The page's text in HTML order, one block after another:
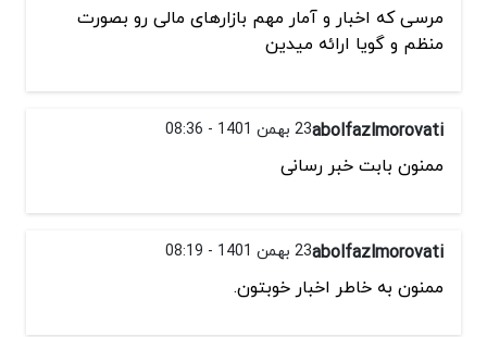
مرسی که اخبار و آمار مهم بازارهای مالی رو بصورت
منظم و گویا ارائه میدین
abolfazlmorovati23 بهمن 1401 - 08:36
ممنون بابت خبر رسانی
abolfazlmorovati23 بهمن 1401 - 08:19
ممنون به خاطر اخبار خوبتون.